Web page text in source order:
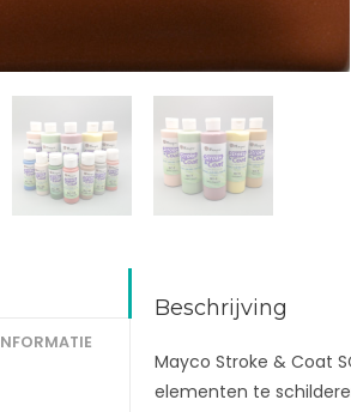
Beschrijving
Mayco Stroke & Coat
elementen te